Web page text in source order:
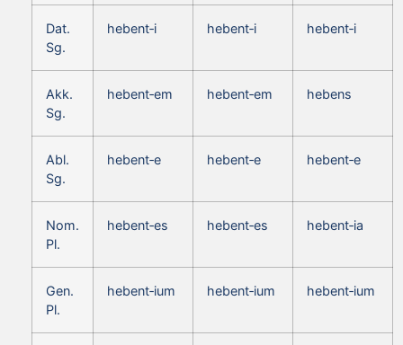
Dat.
Sg.
hebent‑i hebent‑i hebent‑i
Akk.
Sg.
hebent‑em hebent‑em hebens
Abl.
Sg.
hebent‑e hebent‑e hebent‑e
Nom.
Pl.
hebent‑es hebent‑es hebent‑ia
Gen.
Pl.
hebent‑ium hebent‑ium hebent‑ium